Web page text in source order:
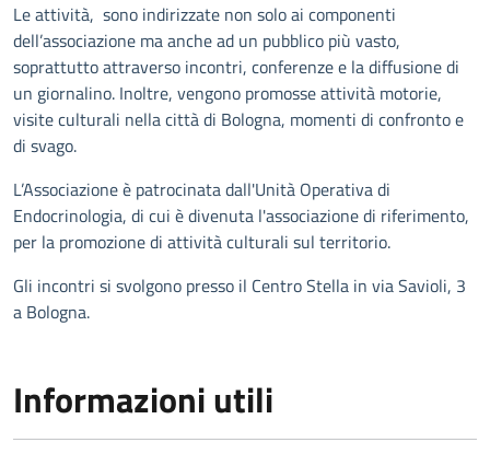
Le attività, sono indirizzate non solo ai componenti
dell’associazione ma anche ad un pubblico più vasto,
soprattutto attraverso incontri, conferenze e la diffusione di
un giornalino. Inoltre, vengono promosse attività motorie,
visite culturali nella città di Bologna, momenti di confronto e
di svago.
L’Associazione è patrocinata dall'Unità Operativa di
Endocrinologia, di cui è divenuta l'associazione di riferimento,
per la promozione di attività culturali sul territorio.
Gli incontri si svolgono presso il Centro Stella in via Savioli, 3
a Bologna.
Informazioni utili